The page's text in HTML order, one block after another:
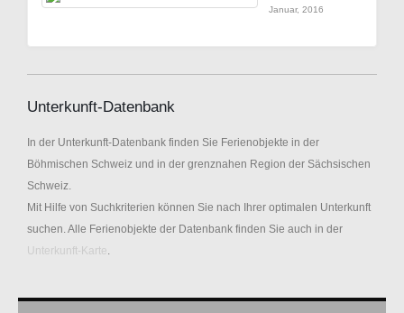
Januar, 2016
Unterkunft-Datenbank
In der Unterkunft-Datenbank finden Sie Ferienobjekte in der
Böhmischen Schweiz und in der grenznahen Region der Sächsischen
Schweiz.
Mit Hilfe von Suchkriterien können Sie nach Ihrer optimalen Unterkunft
suchen. Alle Ferienobjekte der Datenbank finden Sie auch in der
Unterkunft-Karte.